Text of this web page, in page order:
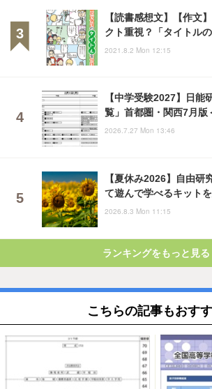
【読書感想文】【作文
クト重視？「タイトル
2021.8.2 Mon 12:15
【中学受験2027】日能
覧」首都圏・関西7月版
2026.7.27 Mon 13:46
【夏休み2026】自由
て遊んで学べるキット
2026.8.3 Mon 11:15
ランキングをもっと見る
こちらの記事もおす